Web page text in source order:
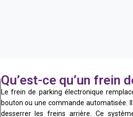
Qu’est-ce qu’un frein
Le frein de parking électronique
bouton ou une commande automatisée.
desserrer les freins arrière. Ce